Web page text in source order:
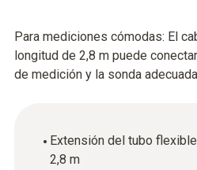
Para mediciones cómodas: El
longitud de 2,8 m puede
de medición y la sonda
Extensión del tubo
2,8 m